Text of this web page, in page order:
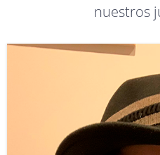
nuestros